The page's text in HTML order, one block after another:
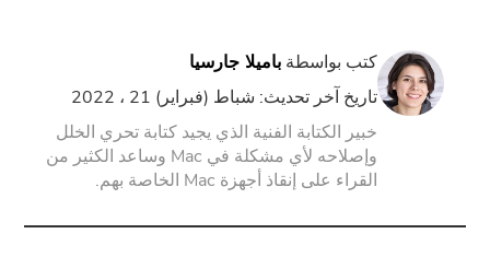
محول الفيديو
شاشة مسجل
كتب بواسطة باميلا جارسيا
تاريخ آخر تحديث: شباط (فبراير) 21 ، 2022
خبير الكتابة الفنية الذي يجيد كتابة تحري الخلل
وإصلاحه لأي مشكلة في Mac وساعد الكثير من
القراء على إنقاذ أجهزة Mac الخاصة بهم.